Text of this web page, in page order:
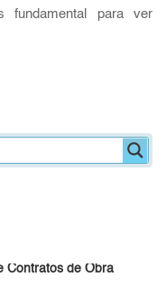
fundamental para ver
Contratos de Obra